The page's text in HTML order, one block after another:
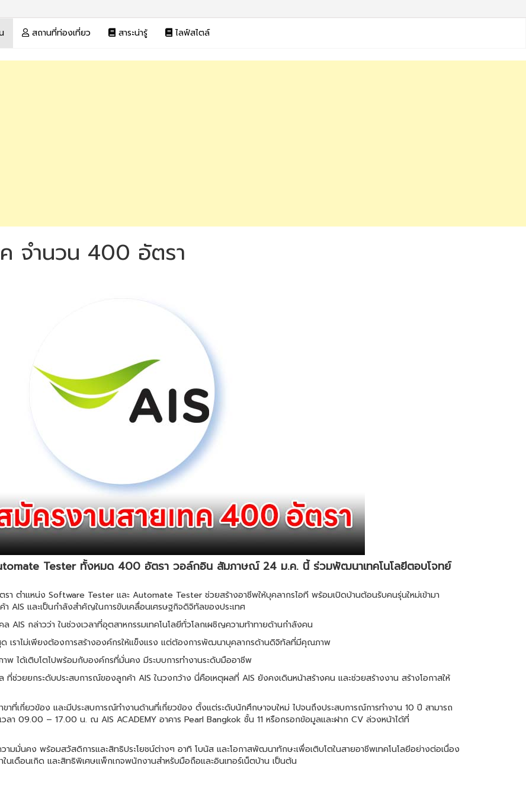
สถานที่ท่องเที่ยว สาระน่ารู้ ไลฟ์สไตล์
จำนวน 400 อัตรา
Tester ทั้งหมด 400 อัตรา วอล์กอิน สัมภาษณ์ 24 ม.ค. นี้ ร่วมพัฒนาเทคโนโลยีตอบโจทย์
รา ตำแหน่ง Software Tester และ Automate Tester ช่วยสร้างอาชีพให้บุคลากรไอที พร้อมเปิดบ้านต้อนรับคนรุ่นใหม่เข้ามา
และเป็นกำลังสำคัญในการขับเคลื่อนเศรษฐกิจดิจิทัลของประเทศ
AIS กล่าวว่า ในช่วงเวลาที่อุตสาหกรรมเทคโนโลยีทั่วโลกเผชิญความท้าทายด้านกำลังคน
เราไม่เพียงต้องการสร้างองค์กรให้แข็งแรง แต่ต้องการพัฒนาบุคลากรด้านดิจิทัลที่มีคุณภาพ
าพ ได้เติบโตไปพร้อมกับองค์กรที่มั่นคง มีระบบการทำงานระดับมืออาชีพ
ช่วยยกระดับประสบการณ์ของลูกค้า AIS ในวงกว้าง นี่คือเหตุผลที่ AIS ยังคงเดินหน้าสร้างคน และช่วยสร้างงาน สร้างโอกาสให้
าที่เกี่ยวข้อง และมีประสบการณ์ทำงานด้านที่เกี่ยวข้อง ตั้งแต่ระดับนักศึกษาจบใหม่ ไปจนถึงประสบการณ์การทำงาน 10 ปี สามารถ
ลา 09.00 – 17.00 น. ณ AIS ACADEMY อาคาร Pearl Bangkok ชั้น 11 หรือกรอกข้อมูลและฝาก CV ล่วงหน้าได้ที่
ามมั่นคง พร้อมสวัสดิการและสิทธิประโยชน์ต่างๆ อาทิ โบนัส และโอกาสพัฒนาทักษะเพื่อเติบโตในสายอาชีพเทคโนโลยีอย่างต่อเนื่อง
นเดือนเกิด และสิทธิพิเศษแพ็กเกจพนักงานสำหรับมือถือและอินเทอร์เน็ตบ้าน เป็นต้น